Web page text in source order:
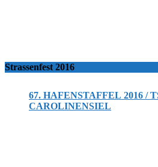
Strassenfest 2016
67. HAFENSTAFFEL 2016 /
CAROLINENSIEL